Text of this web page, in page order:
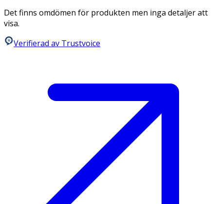
Det finns omdömen för produkten men inga detaljer att
visa.
Verifierad av Trustvoice